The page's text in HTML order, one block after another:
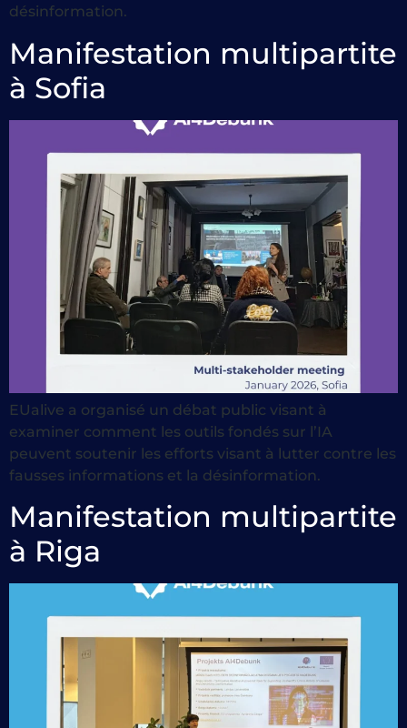
désinformation.
Manifestation multipartite
à Sofia
EUalive a organisé un débat public visant à
examiner comment les outils fondés sur l’IA
peuvent soutenir les efforts visant à lutter contre les
fausses informations et la désinformation.
Manifestation multipartite
à Riga